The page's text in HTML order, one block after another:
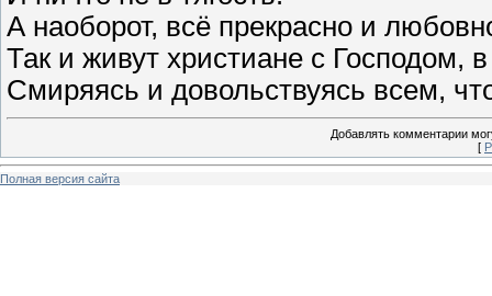
А наоборот, всё прекрасно и
Так и живут христиане с Господом,
Смиряясь и довольствуясь всем,
Добавлять комментарии
[
Полная версия сайта